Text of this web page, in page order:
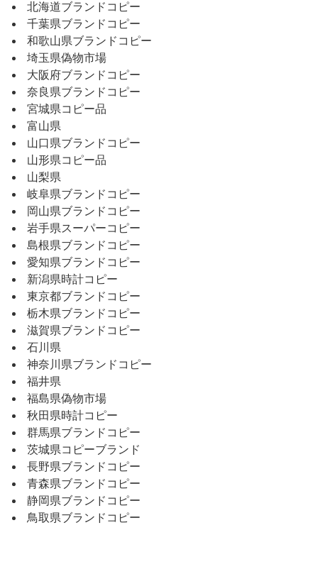
北海道ブランドコピー
千葉県ブランドコピー
和歌山県ブランドコピー
埼玉県偽物市場
大阪府ブランドコピー
奈良県ブランドコピー
宮城県コピー品
富山県
山口県ブランドコピー
山形県コピー品
山梨県
岐阜県ブランドコピー
岡山県ブランドコピー
岩手県スーパーコピー
島根県ブランドコピー
愛知県ブランドコピー
新潟県時計コピー
東京都ブランドコピー
栃木県ブランドコピー
滋賀県ブランドコピー
石川県
神奈川県ブランドコピー
福井県
福島県偽物市場
秋田県時計コピー
群馬県ブランドコピー
茨城県コピーブランド
長野県ブランドコピー
青森県ブランドコピー
静岡県ブランドコピー
鳥取県ブランドコピー